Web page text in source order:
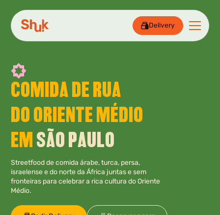
Delivery
COMIDA DE RUA
DO ORIENTE MÉDIO
EM SÃO PAULO
Streetfood de comida árabe, turca, persa,
israelense e do norte da África juntas e sem
fronteiras para celebrar a rica cultura do Oriente
Médio.